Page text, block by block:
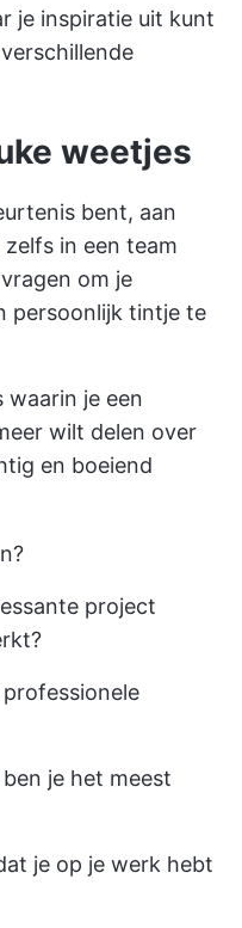
je inspiratie uit kunt
weetjes
bent, aan
in een team
om je
persoonlijk tintje te
waarin je een
wilt delen over
en boeiend
project
je het meest
je op je werk hebt